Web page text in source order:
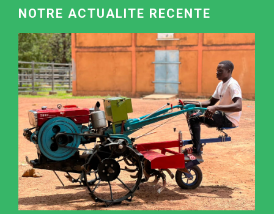
NOTRE ACTUALITE RECENTE